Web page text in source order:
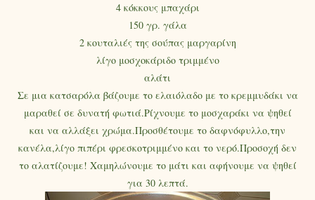
4 κόκκους μπαχάρι
150 γρ. γάλα
2 κουταλιές της σούπας μαργαρίνη
λίγο μοσχοκάριδο τριμμένο
αλάτι
Σε μια κατσαρόλα βάζουμε το ελαιόλαδο με το κρεμμυδάκι να
μαραθεί σε δυνατή φωτιά.Ρίχνουμε το μοσχαράκι να ψηθεί
και να αλλάξει χρώμα.Προσθέτουμε το δαφνόφυλλο,την
κανέλα,λίγο πιπέρι φρεσκοτριμμένο και το νερό.Προσοχή δεν
το αλατίζουμε! Χαμηλώνουμε το μάτι και αφήνουμε να ψηθεί
για 30 λεπτά.